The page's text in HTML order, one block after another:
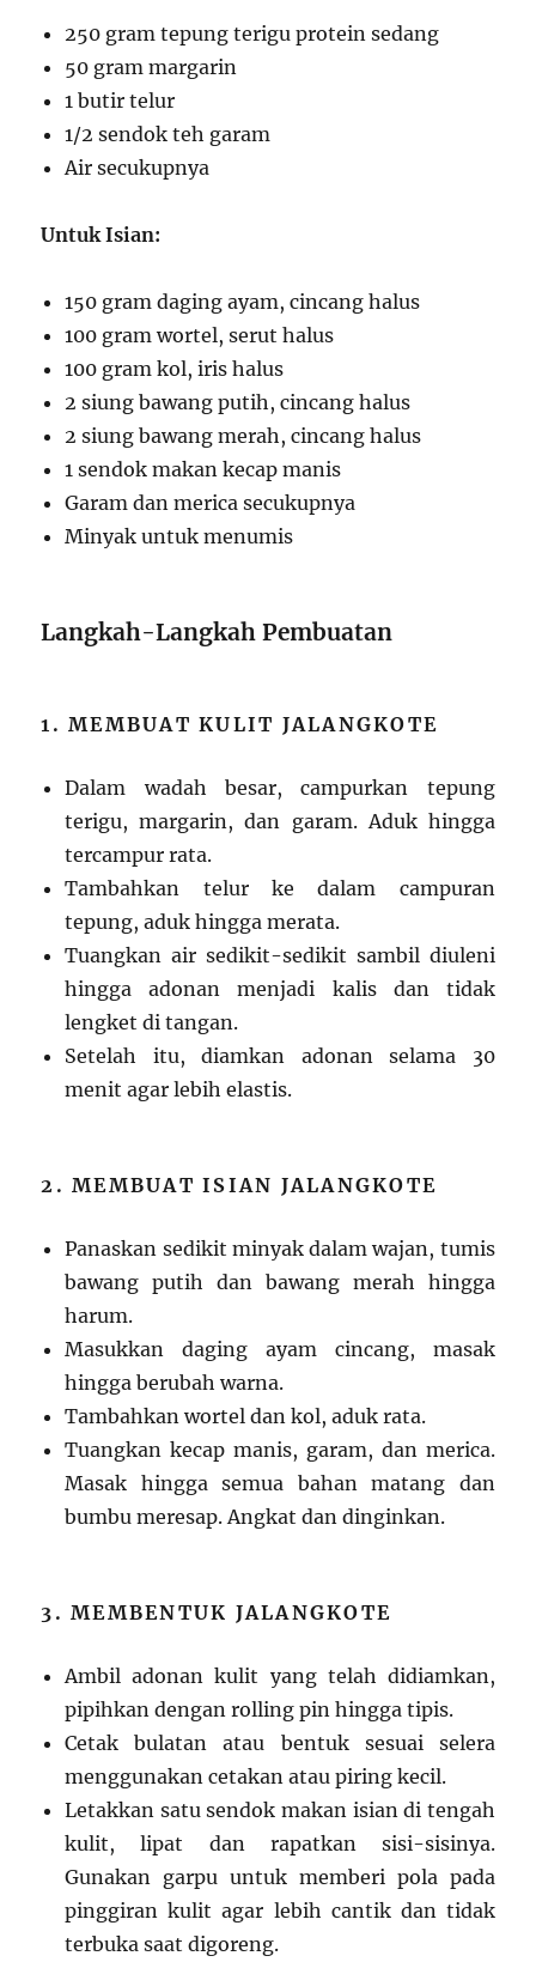
250 gram tepung terigu protein sedang
50 gram margarin
1 butir telur
1/2 sendok teh garam
Air secukupnya
Untuk Isian:
150 gram daging ayam, cincang halus
100 gram wortel, serut halus
100 gram kol, iris halus
2 siung bawang putih, cincang halus
2 siung bawang merah, cincang halus
1 sendok makan kecap manis
Garam dan merica secukupnya
Minyak untuk menumis
Langkah-Langkah Pembuatan
1. MEMBUAT KULIT JALANGKOTE
Dalam wadah besar, campurkan tepung
terigu, margarin, dan garam. Aduk hingga
tercampur rata.
Tambahkan telur ke dalam campuran
tepung, aduk hingga merata.
Tuangkan air sedikit-sedikit sambil diuleni
hingga adonan menjadi kalis dan tidak
lengket di tangan.
Setelah itu, diamkan adonan selama 30
menit agar lebih elastis.
2. MEMBUAT ISIAN JALANGKOTE
Panaskan sedikit minyak dalam wajan, tumis
bawang putih dan bawang merah hingga
harum.
Masukkan daging ayam cincang, masak
hingga berubah warna.
Tambahkan wortel dan kol, aduk rata.
Tuangkan kecap manis, garam, dan merica.
Masak hingga semua bahan matang dan
bumbu meresap. Angkat dan dinginkan.
3. MEMBENTUK JALANGKOTE
Ambil adonan kulit yang telah didiamkan,
pipihkan dengan rolling pin hingga tipis.
Cetak bulatan atau bentuk sesuai selera
menggunakan cetakan atau piring kecil.
Letakkan satu sendok makan isian di tengah
kulit, lipat dan rapatkan sisi-sisinya.
Gunakan garpu untuk memberi pola pada
pinggiran kulit agar lebih cantik dan tidak
terbuka saat digoreng.